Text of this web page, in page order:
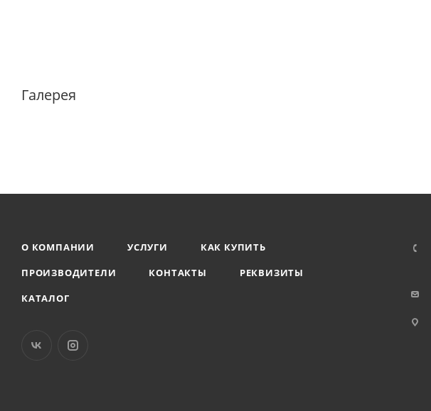
Галерея
О КОМПАНИИ УСЛУГИ
КАК КУПИТЬ
ПРОИЗВОДИТЕЛИ
КОНТАКТЫ
РЕКВИЗИТЫ
КАТАЛОГ